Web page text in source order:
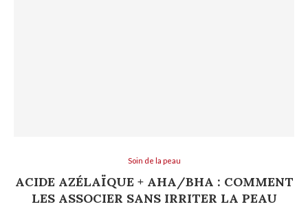
Soin de la peau
ACIDE AZÉLAÏQUE + AHA/BHA : COMMENT
LES ASSOCIER SANS IRRITER LA PEAU